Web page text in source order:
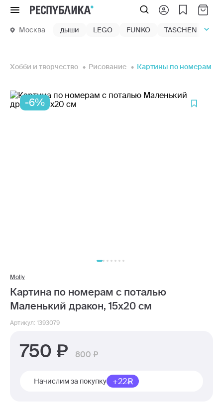
Меню
Москва дыши LEGO FUNKO TASCHEN
Хобби и творчество Рисование Картины по номерам
-6%
Molly
Картина по номерам с поталью
Маленький дракон, 15х20 см
Артикул: 1393079
750 800
Начислим за покупку +22